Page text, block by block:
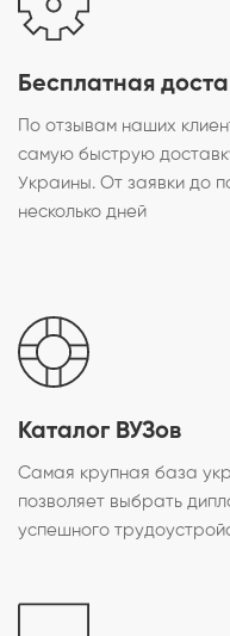
Бесплатная
По отзывам наших
самую быструю
Украины. От заявки до
несколько дней
Каталог ВУЗов
Самая крупная база
позволяет выбрать
успешного